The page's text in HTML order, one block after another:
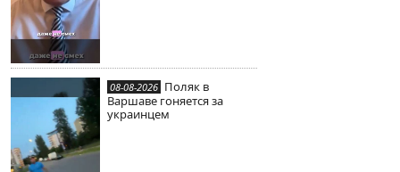
08-08-2026 Поляк в
Варшаве гоняется за
украинцем